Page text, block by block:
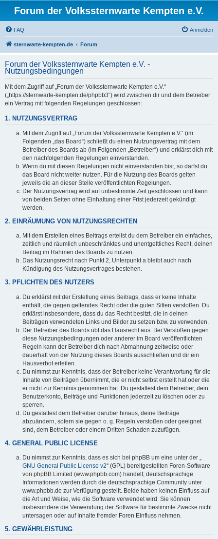
Forum der Volkssternwarte Kempten e.V.
FAQ Anmelden
sternwarte-kempten.de Forum
Forum der Volkssternwarte Kempten e.V. -
Nutzungsbedingungen
Mit dem Zugriff auf „Forum der Volkssternwarte Kempten e.V.“
(„https://sternwarte-kempten.de/phpbb3“) wird zwischen dir und dem Betreiber
ein Vertrag mit folgenden Regelungen geschlossen:
1. NUTZUNGSVERTRAG
Mit dem Zugriff auf „Forum der Volkssternwarte Kempten e.V.“ (im
Folgenden „das Board“) schließt du einen Nutzungsvertrag mit dem
Betreiber des Boards ab (im Folgenden „Betreiber“) und erklärst dich mit
den nachfolgenden Regelungen einverstanden.
Wenn du mit diesen Regelungen nicht einverstanden bist, so darfst du
das Board nicht weiter nutzen. Für die Nutzung des Boards gelten
jeweils die an dieser Stelle veröffentlichten Regelungen.
Der Nutzungsvertrag wird auf unbestimmte Zeit geschlossen und kann
von beiden Seiten ohne Einhaltung einer Frist jederzeit gekündigt
werden.
2. EINRÄUMUNG VON NUTZUNGSRECHTEN
Mit dem Erstellen eines Beitrags erteilst du dem Betreiber ein einfaches,
zeitlich und räumlich unbeschränktes und unentgeltliches Recht, deinen
Beitrag im Rahmen des Boards zu nutzen.
Das Nutzungsrecht nach Punkt 2, Unterpunkt a bleibt auch nach
Kündigung des Nutzungsvertrages bestehen.
3. PFLICHTEN DES NUTZERS
Du erklärst mit der Erstellung eines Beitrags, dass er keine Inhalte
enthält, die gegen geltendes Recht oder die guten Sitten verstoßen. Du
erklärst insbesondere, dass du das Recht besitzt, die in deinen
Beiträgen verwendeten Links und Bilder zu setzen bzw. zu verwenden.
Der Betreiber des Boards übt das Hausrecht aus. Bei Verstößen gegen
diese Nutzungsbedingungen oder anderer im Board veröffentlichten
Regeln kann der Betreiber dich nach Abmahnung zeitweise oder
dauerhaft von der Nutzung dieses Boards ausschließen und dir ein
Hausverbot erteilen.
Du nimmst zur Kenntnis, dass der Betreiber keine Verantwortung für die
Inhalte von Beiträgen übernimmt, die er nicht selbst erstellt hat oder die
er nicht zur Kenntnis genommen hat. Du gestattest dem Betreiber, dein
Benutzerkonto, Beiträge und Funktionen jederzeit zu löschen oder zu
sperren.
Du gestattest dem Betreiber darüber hinaus, deine Beiträge
abzuändern, sofern sie gegen o. g. Regeln verstoßen oder geeignet
sind, dem Betreiber oder einem Dritten Schaden zuzufügen.
4. GENERAL PUBLIC LICENSE
Du nimmst zur Kenntnis, dass es sich bei phpBB um eine unter der „
GNU General Public License v2“ (GPL) bereitgestellten Foren-Software
von phpBB Limited (www.phpbb.com) handelt; deutschsprachige
Informationen werden durch die deutschsprachige Community unter
www.phpbb.de zur Verfügung gestellt. Beide haben keinen Einfluss auf
die Art und Weise, wie die Software verwendet wird. Sie können
insbesondere die Verwendung der Software für bestimmte Zwecke nicht
untersagen oder auf Inhalte fremder Foren Einfluss nehmen.
5. GEWÄHRLEISTUNG